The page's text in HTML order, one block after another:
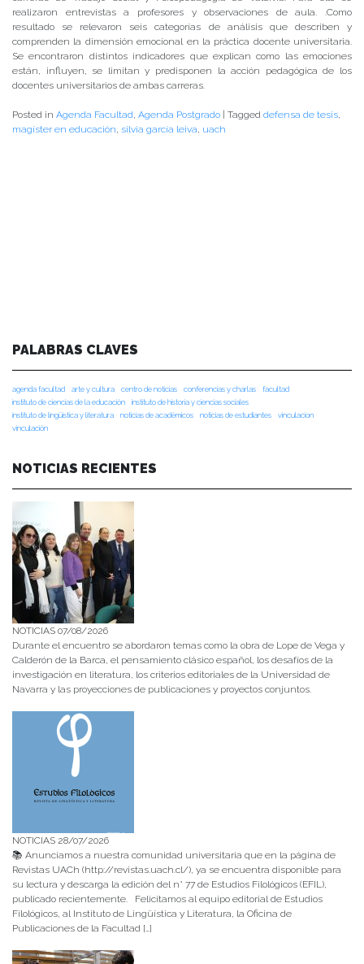
realizaron entrevistas a profesores y observaciones de aula. . Como
resultado se relevaron seis categorías de análisis que describen y
comprenden la dimensión emocional en la práctica docente universitaria.
Se encontraron distintos indicadores que explican como las emociones
están, influyen, se limitan y predisponen la acción pedagógica de los
docentes universitarios de ambas carreras.
Posted in Agenda Facultad Agenda Postgrado | Tagged defensa de tesis
magíster en educación silvia garcía leiva uach
PALABRAS CLAVES
agenda facultad arte y cultura centro de noticias conferencias y charlas
facultad
instituto de ciencias de la educación
instituto de historia y ciencias sociales
instituto de lingüística y literatura
noticias de académicos noticias de estudiantes
vinculacion
vinculación
NOTICIAS RECIENTES
NOTICIAS 07/08/2026
Durante el encuentro se abordaron temas como la obra de Lope de Vega y
Calderón de la Barca, el pensamiento clásico español, los desafíos de la
investigación en literatura, los criterios editoriales de la Universidad de
Navarra y las proyecciones de publicaciones y proyectos conjuntos.
NOTICIAS 28/07/2026
📚 Anunciamos a nuestra comunidad universitaria que en la página de
Revistas UACh (http://revistas.uach.cl/), ya se encuentra disponible para
su lectura y descarga la edición del n° 77 de Estudios Filológicos (EFIL),
publicado recientemente. Felicitamos al equipo editorial de Estudios
Filológicos, al Instituto de Lingüística y Literatura, la Oficina de
Publicaciones de la Facultad […]